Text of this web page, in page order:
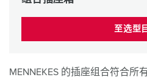
至选型
MENNEKES 的插座组合符合所